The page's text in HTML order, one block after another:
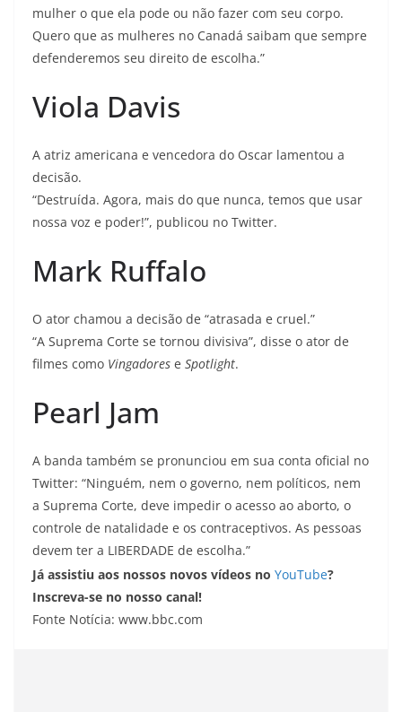
mulher o que ela pode ou não fazer com seu corpo.
Quero que as mulheres no Canadá saibam que sempre
defenderemos seu direito de escolha.”
Viola Davis
A atriz americana e vencedora do Oscar lamentou a
decisão.
“Destruída. Agora, mais do que nunca, temos que usar
nossa voz e poder!”, publicou no Twitter.
Mark Ruffalo
O ator chamou a decisão de “atrasada e cruel.”
“A Suprema Corte se tornou divisiva”, disse o ator de
filmes como Vingadores e Spotlight.
Pearl Jam
A banda também se pronunciou em sua conta oficial no
Twitter: “Ninguém, nem o governo, nem políticos, nem
a Suprema Corte, deve impedir o acesso ao aborto, o
controle de natalidade e os contraceptivos. As pessoas
devem ter a LIBERDADE de escolha.”
Já assistiu aos nossos novos vídeos no YouTube?
Inscreva-se no nosso canal!
Fonte Notícia: www.bbc.com